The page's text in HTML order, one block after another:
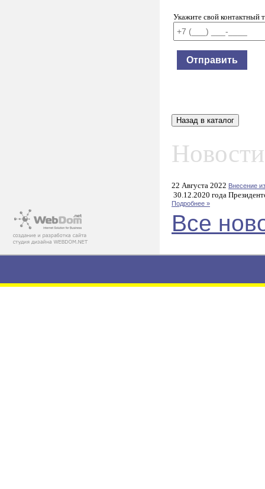
Укажите свой контактный
22 Августа 2022 Внесение
30.12.2020 года
Подробнее »
Все